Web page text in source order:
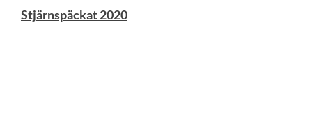
Stjärnspäckat 2020